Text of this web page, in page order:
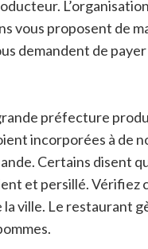
vous proposent de
demandent de
préfecture
incorporées à de
Certains disent
et persillé. Vérifiez
ville. Le restaurant